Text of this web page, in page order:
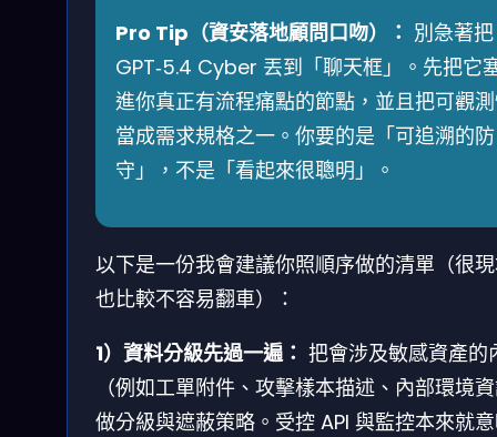
Pro Tip（資安落地顧問口吻）： 別急著把
GPT‑5.4 Cyber 丟到「聊天框」。先把它
進你真正有流程痛點的節點，並且把可觀
當成需求規格之一。你要的是「可追溯的防
守」，不是「看起來很聰明」。
以下是一份我會建議你照順序做的清單（很
也比較不容易翻車）：
1）資料分級先過一遍： 把會涉及敏感資產的
（例如工單附件、攻擊樣本描述、內部環境
做分級與遮蔽策略。受控 API 與監控本來就